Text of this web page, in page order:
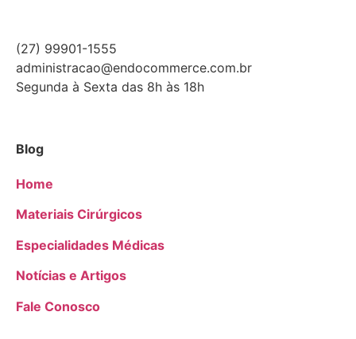
(27) 99901-1555
administracao@endocommerce.com.br
Segunda à Sexta das 8h às 18h
Blog
Home
Materiais Cirúrgicos
Especialidades Médicas
Notícias e Artigos
Fale Conosco